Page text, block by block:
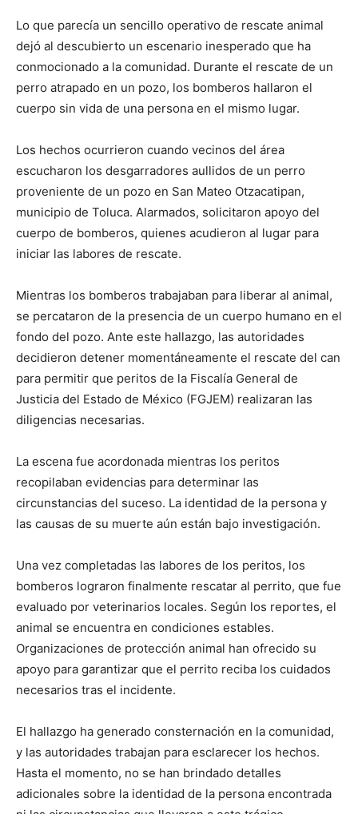
Lo que parecía un sencillo operativo de rescate animal
dejó al descubierto un escenario inesperado que ha
conmocionado a la comunidad. Durante el rescate de un
perro atrapado en un pozo, los bomberos hallaron el
cuerpo sin vida de una persona en el mismo lugar.
Los hechos ocurrieron cuando vecinos del área
escucharon los desgarradores aullidos de un perro
proveniente de un pozo en San Mateo Otzacatipan,
municipio de Toluca. Alarmados, solicitaron apoyo del
cuerpo de bomberos, quienes acudieron al lugar para
iniciar las labores de rescate.
Mientras los bomberos trabajaban para liberar al animal,
se percataron de la presencia de un cuerpo humano en el
fondo del pozo. Ante este hallazgo, las autoridades
decidieron detener momentáneamente el rescate del can
para permitir que peritos de la Fiscalía General de
Justicia del Estado de México (FGJEM) realizaran las
diligencias necesarias.
La escena fue acordonada mientras los peritos
recopilaban evidencias para determinar las
circunstancias del suceso. La identidad de la persona y
las causas de su muerte aún están bajo investigación.
Una vez completadas las labores de los peritos, los
bomberos lograron finalmente rescatar al perrito, que fue
evaluado por veterinarios locales. Según los reportes, el
animal se encuentra en condiciones estables.
Organizaciones de protección animal han ofrecido su
apoyo para garantizar que el perrito reciba los cuidados
necesarios tras el incidente.
El hallazgo ha generado consternación en la comunidad,
y las autoridades trabajan para esclarecer los hechos.
Hasta el momento, no se han brindado detalles
adicionales sobre la identidad de la persona encontrada